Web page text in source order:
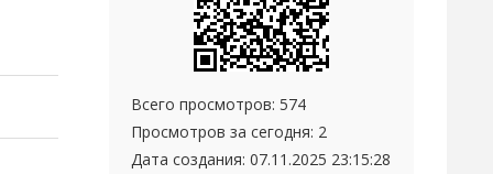
Всего просмотров: 574
Просмотров за сегодня: 2
Дата создания: 07.11.2025 23:15:28